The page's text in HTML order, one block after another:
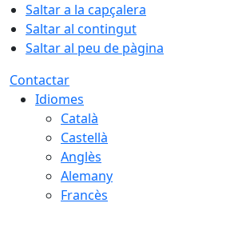
Saltar a la capçalera
Saltar al contingut
Saltar al peu de pàgina
Contactar
Idiomes
Català
Castellà
Anglès
Alemany
Francès